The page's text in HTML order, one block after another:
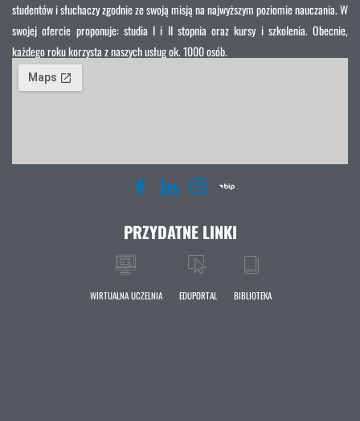
studentów i słuchaczy zgodnie ze swoją misją na najwyższym poziomie nauczania. W
swojej ofercie proponuje: studia I i II stopnia oraz kursy i szkolenia. Obecnie,
każdego roku korzysta z naszych usług ok. 1000 osób.
PRZYDATNE LINKI
WIRTUALNA UCZELNIA EDUPORTAL BIBLIOTEKA